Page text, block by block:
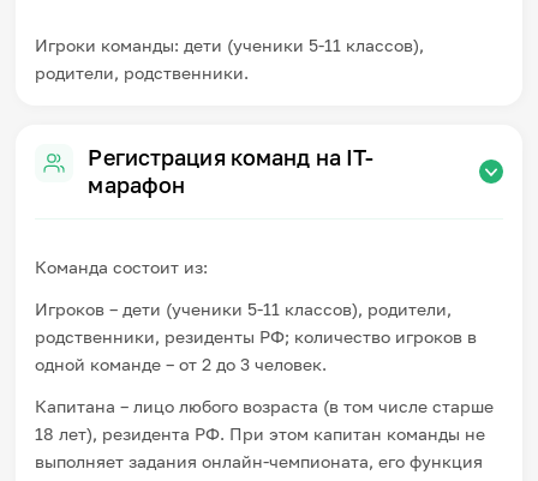
Игроки команды: дети (ученики 5-11 классов),
родители, родственники.
Регистрация команд на IT-
марафон
Команда состоит из:
Игроков – дети (ученики 5-11 классов), родители,
родственники, резиденты РФ; количество игроков в
одной команде – от 2 до 3 человек.
Капитана – лицо любого возраста (в том числе старше
18 лет), резидента РФ. При этом капитан команды не
выполняет задания онлайн-чемпионата, его функция